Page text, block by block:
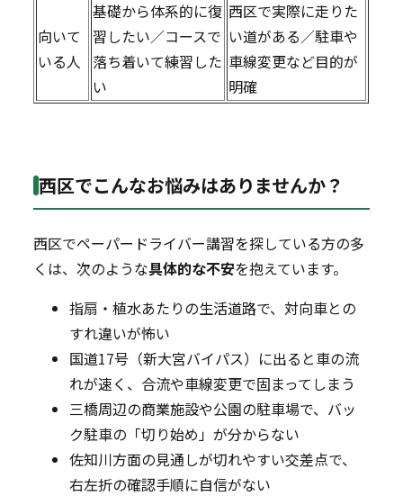
向いて
いる人
基礎から体系的に復
習したい／コースで
落ち着いて練習した
い
西区で実際に走りた
い道がある／駐車や
車線変更など目的が
明確
西区でこんなお悩みはありませんか？
西区でペーパードライバー講習を探している方の多
くは、次のような具体的な不安を抱えています。
指扇・植水あたりの生活道路で、対向車との
すれ違いが怖い
国道17号（新大宮バイパス）に出ると車の流
れが速く、合流や車線変更で固まってしまう
三橋周辺の商業施設や公園の駐車場で、バッ
ク駐車の「切り始め」が分からない
佐知川方面の見通しが切れやすい交差点で、
右左折の確認手順に自信がない